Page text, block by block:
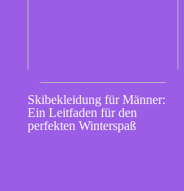
Skibekleidung für Männer:
Ein Leitfaden für den
perfekten Winterspaß